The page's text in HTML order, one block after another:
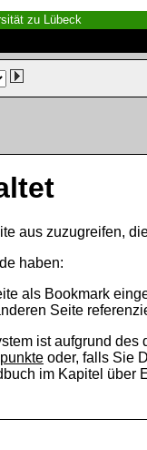
zu Lübeck
aus zuzugreifen,
haben:
als Bookmark
Seite
ist aufgrund des
oder, falls Sie
im Kapitel über